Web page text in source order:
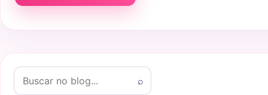
Buscar por:
⌕